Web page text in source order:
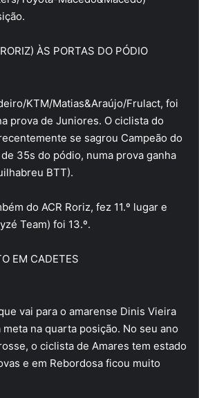
ÀS PORTAS DO PÓDIO
KTM/Matias&Araújo/Frulact, foi
prova de Juniores. O ciclista do
se sagrou Campeão do
35s do pódio, numa prova ganha
BTT).
do ACR Roriz, fez 11.º lugar e
Team) foi 13.º.
EM CADETES
vai para o amarense Dinis Vieira
na quarta posição. No seu ano
o ciclista de Amares tem estado
e em Rebordosa ficou muito